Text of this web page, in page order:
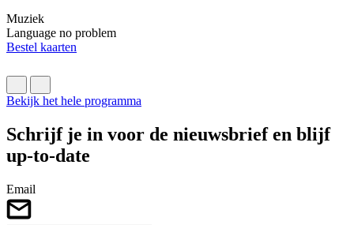
Muziek
Language no problem
Bestel kaarten
Bekijk het hele programma
Schrijf je in voor de nieuwsbrief en blijf
up-to-date
Email